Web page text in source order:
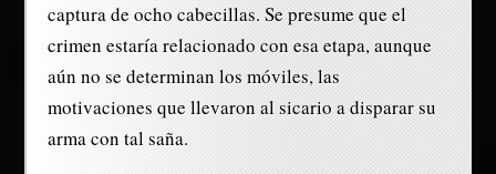
captura de ocho cabecillas. Se presume que el
crimen estaría relacionado con esa etapa, aunque
aún no se determinan los móviles, las
motivaciones que llevaron al sicario a disparar su
arma con tal saña.